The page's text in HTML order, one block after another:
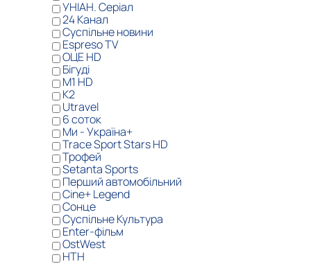
УНІАН. Серіал
24 Канал
Суспільне новини
Espreso TV
ОЦЕ HD
Бігуді
M1 HD
К2
Utravel
6 соток
Ми - Україна+
Trace Sport Stars HD
Трофей
Setanta Sports
Перший автомобільний
Cine+ Legend
Сонце
Суспільне Культура
Enter-фільм
OstWest
НТН